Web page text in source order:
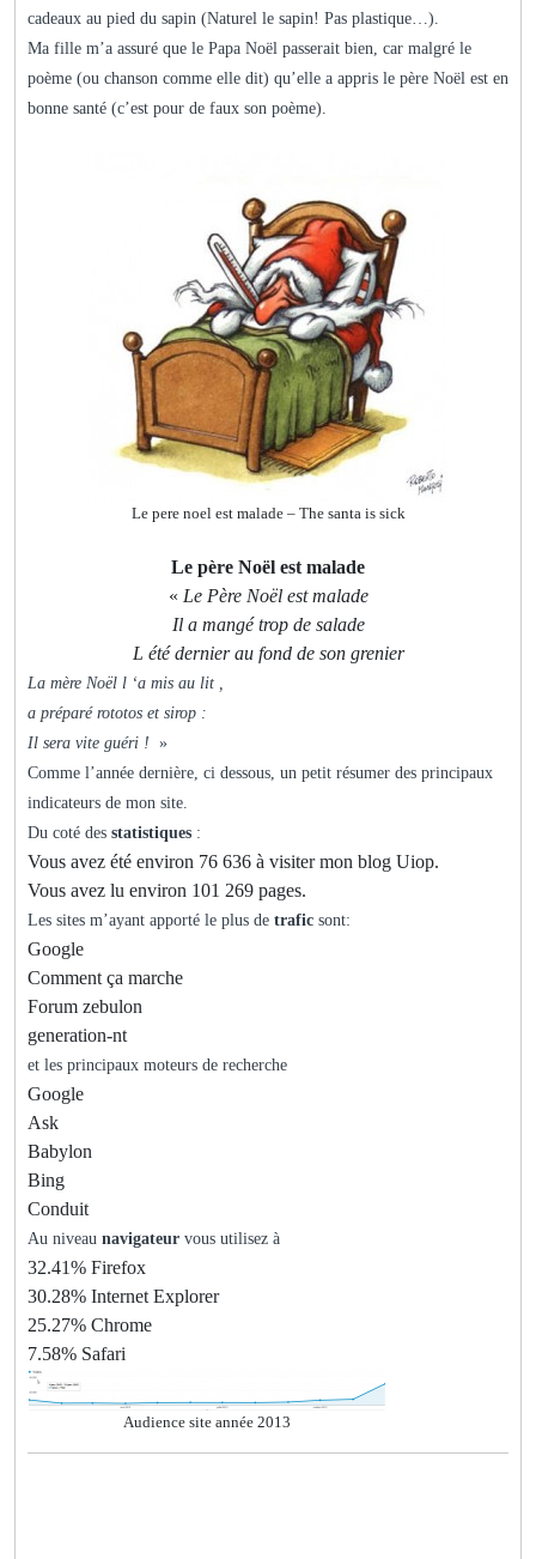
cadeaux au pied du sapin (Naturel le sapin! Pas plastique…).
Ma fille m’a assuré que le Papa Noël passerait bien, car malgré le
poème (ou chanson comme elle dit) qu’elle a appris le père Noël est en
bonne santé (c’est pour de faux son poème).
Le pere noel est malade – The santa is sick
Le père Noël est malade
« Le Père Noël est malade
Il a mangé trop de salade
L été dernier au fond de son grenier
La mère Noël l ‘a mis au lit ,
a préparé rototos et sirop :
Il sera vite guéri ! »
Comme l’année dernière, ci dessous, un petit résumer des principaux
indicateurs de mon site.
Du coté des statistiques :
Vous avez été environ 76 636 à visiter mon blog Uiop.
Vous avez lu environ 101 269 pages.
Les sites m’ayant apporté le plus de trafic sont:
Google
Comment ça marche
Forum zebulon
generation-nt
et les principaux moteurs de recherche
Google
Ask
Babylon
Bing
Conduit
Au niveau navigateur vous utilisez à
32.41% Firefox
30.28% Internet Explorer
25.27% Chrome
7.58% Safari
Audience site année 2013